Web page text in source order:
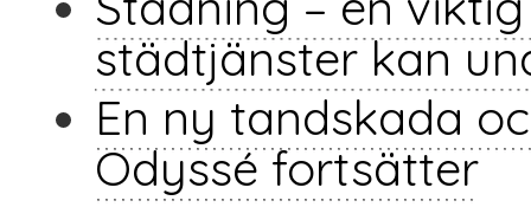
städtjänster kan
En ny tandskada
Odyssé fortsätter